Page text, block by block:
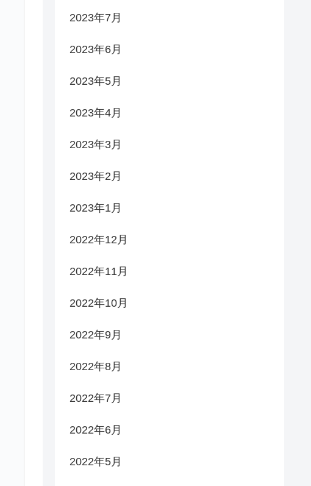
2023年7月
2023年6月
2023年5月
2023年4月
2023年3月
2023年2月
2023年1月
2022年12月
2022年11月
2022年10月
2022年9月
2022年8月
2022年7月
2022年6月
2022年5月